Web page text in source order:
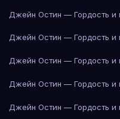
Джейн Остин — Гордость и
Джейн Остин — Гордость и
Джейн Остин — Гордость и
Джейн Остин — Гордость и
Джейн Остин — Гордость и